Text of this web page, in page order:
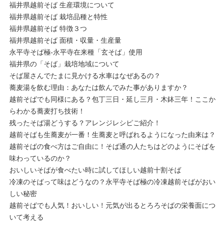
福井県越前そば 生産環境について
福井県越前そば 栽培品種と特性
福井県越前そば 特徴３つ
福井県越前そば 面積・収量・生産量
永平寺そば極-永平寺在来種「玄そば」使用
福井県の「そば」栽培地域について
そば屋さんでたまに見かける水車はなぜあるの？
蕎麦湯を飲む理由：あなたは飲んでみた事がありますか？
越前そばでも同様にある？包丁三日・延し三月・木鉢三年！ここか
らわかる蕎麦打ち技術！
残ったそば湯どうする？アレンジレシピご紹介！
越前そばも生蕎麦が一番！生蕎麦と呼ばれるようになった由来は？
越前そばの食べ方はご自由に！そば通の人たちはどのようにそばを
味わっているのか？
おいしいそばが食べたい時に試してほしい越前十割そば
冷凍のそばって味はどうなの？永平寺そば極の冷凍越前そばがおい
しい秘密
越前そばでも人気！おいしい！元気が出るとろろそばの栄養面につ
いて考える